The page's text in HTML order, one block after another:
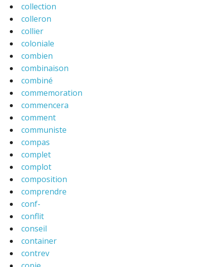
collection
colleron
collier
coloniale
combien
combinaison
combiné
commemoration
commencera
comment
communiste
compas
complet
complot
composition
comprendre
conf-
conflit
conseil
container
contrev